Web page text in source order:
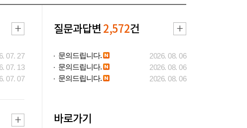
07. 27
07. 13
07. 07
질문과답변 2,572건
문의드립니다.
2026. 08. 06
문의드립니다.
2026. 08. 06
문의드립니다.
2026. 08. 06
바로가기